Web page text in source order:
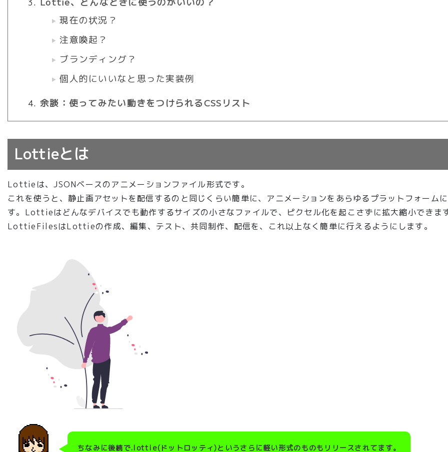
現在の状況？
注意喚起？
ブランディング？
個人的にいいなと思った実装例
余談：使ってみたい動きをつけられるCSSリスト
Lottieとは
Lottieは、JSONベースのアニメーションファイル形式です。
これを使うと、静止画アセットを配信するのと同じくらい簡単に、アニメーションをあらゆるプラットフォーム
す。Lottieはどんなデバイスでも動作するサイズの小さなファイルで、ピクセル化を起こさずに拡大縮小できます
LottieFilesはLottieの作成、編集、テスト、共同制作、配信を、これ以上なく簡単に行えるようにします。
ちなみに後続で.lottie(ドットロッティ)というさらに軽い形式のものもリリースされてます。